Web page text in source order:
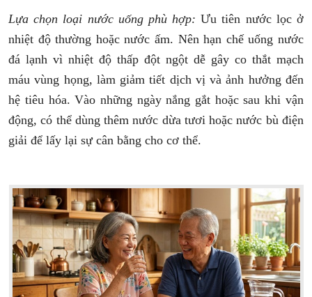
Lựa chọn loại nước uống phù hợp: Ưu tiên nước lọc ở
nhiệt độ thường hoặc nước ấm. Nên hạn chế uống nước
đá lạnh vì nhiệt độ thấp đột ngột dễ gây co thắt mạch
máu vùng họng, làm giảm tiết dịch vị và ảnh hưởng đến
hệ tiêu hóa. Vào những ngày nắng gắt hoặc sau khi vận
động, có thể dùng thêm nước dừa tươi hoặc nước bù điện
giải để lấy lại sự cân bằng cho cơ thể.